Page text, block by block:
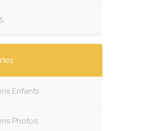
Enfants
Photos